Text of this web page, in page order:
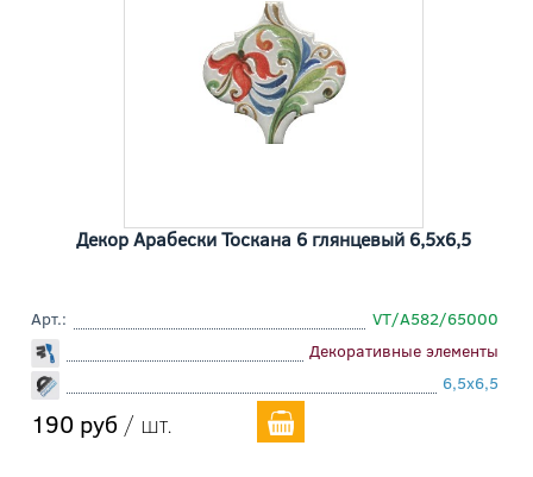
Декор Арабески Тоскана 6 глянцевый 6,5x6,5
Арт.:
VT/A582/65000
Декоративные элементы
6,5x6,5
190 руб / шт.